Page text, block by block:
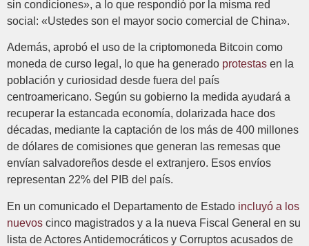
sin condiciones», a lo que respondió por la misma red
social: «Ustedes son el mayor socio comercial de China».
Además, aprobó el uso de la criptomoneda Bitcoin como
moneda de curso legal, lo que ha generado protestas en la
población y curiosidad desde fuera del país
centroamericano. Según su gobierno la medida ayudará a
recuperar la estancada economía, dolarizada hace dos
décadas, mediante la captación de los más de 400 millones
de dólares de comisiones que generan las remesas que
envían salvadoreños desde el extranjero. Esos envíos
representan 22% del PIB del país.
En un comunicado el Departamento de Estado incluyó a los
nuevos cinco magistrados y a la nueva Fiscal General en su
lista de Actores Antidemocráticos y Corruptos acusados de